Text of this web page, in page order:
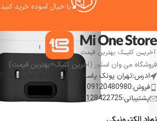
با خیال آسوده خرید کنید
فروشگاه می وان استور (اخرین کلیک=بهترین قیمت)
ادرس:تهران پونک پاساژ همیلاسنتر طبقه اول واحد 141 فروشگاه شیائومی
فروش:09120480980
پشتیبانی:02128422725